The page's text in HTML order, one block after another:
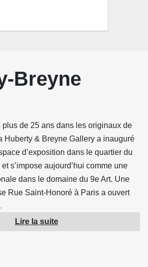
Breyne
de 25 ans dans les originaux de
Huberty & Breyne Gallery a inauguré
d’exposition dans le quartier du
s’impose aujourd’hui comme une
dans le domaine du 9e Art. Une
Rue Saint-Honoré à Paris a ouvert
Breyne proposent aux
sélection rigoureuse d’œuvres
les plus grands maîtres du trait
Lire la suite